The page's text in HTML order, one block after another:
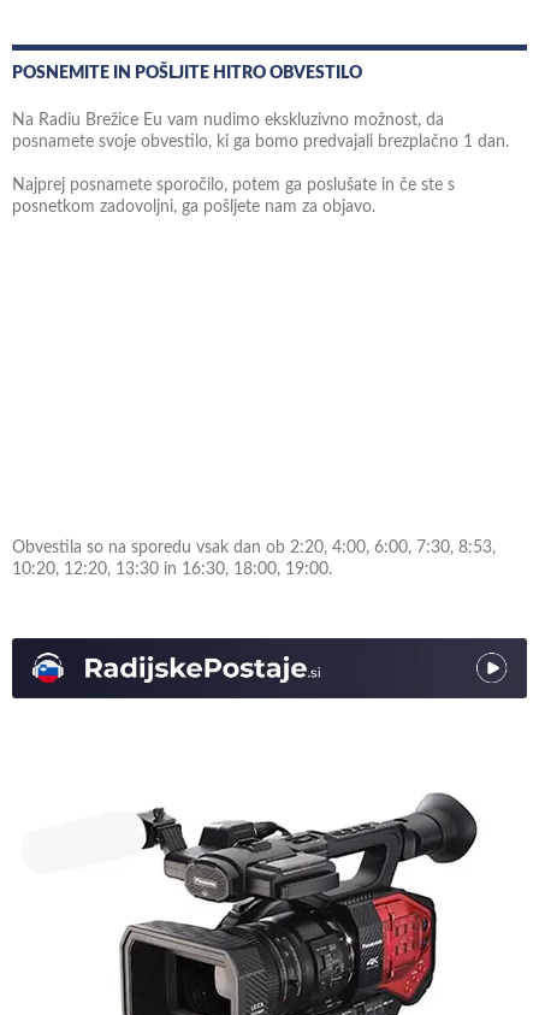
POSNEMITE IN POŠLJITE HITRO OBVESTILO
Na Radiu Brežice Eu vam nudimo ekskluzivno možnost, da
posnamete svoje obvestilo, ki ga bomo predvajali brezplačno 1 dan.
Najprej posnamete sporočilo, potem ga poslušate in če ste s
posnetkom zadovoljni, ga pošljete nam za objavo.
Obvestila so na sporedu vsak dan ob 2:20, 4:00, 6:00, 7:30, 8:53,
10:20, 12:20, 13:30 in 16:30, 18:00, 19:00.